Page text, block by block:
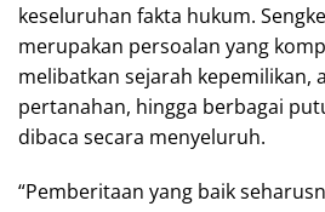
keseluruhan fakta hukum.
merupakan persoalan yang
melibatkan sejarah kepemilikan,
pertanahan, hingga berbagai
dibaca secara menyeluruh.
“Pemberitaan yang baik